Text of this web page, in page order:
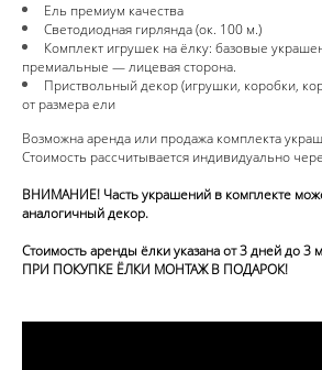
Ель премиум качества
Светодиодная гирлянда (ок. 100 м.)
Комплект игрушек на ёлку: базовые
премиальные — лицевая сторона.
Приствольный декор (игрушки, коробки,
от размера ели
Возможна аренда или продажа комплекта
Стоимость рассчитывается индивидуально
ВНИМАНИЕ! Часть украшений в комплекте
аналогичный декор.
Стоимость аренды ёлки указана от 3 дней до 3
ПРИ ПОКУПКЕ ЁЛКИ МОНТАЖ В ПОДАРОК!